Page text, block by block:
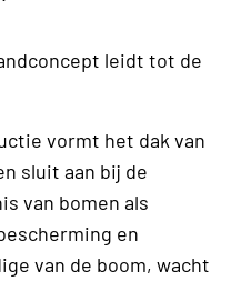
leidt tot de
vormt het dak van
sluit aan bij de
van bomen als
en
van de boom, wacht